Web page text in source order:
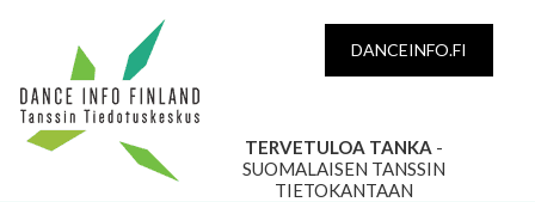
DANCEINFO.FI
TERVETULOA TANKA -
SUOMALAISEN TANSSIN
TIETOKANTAAN